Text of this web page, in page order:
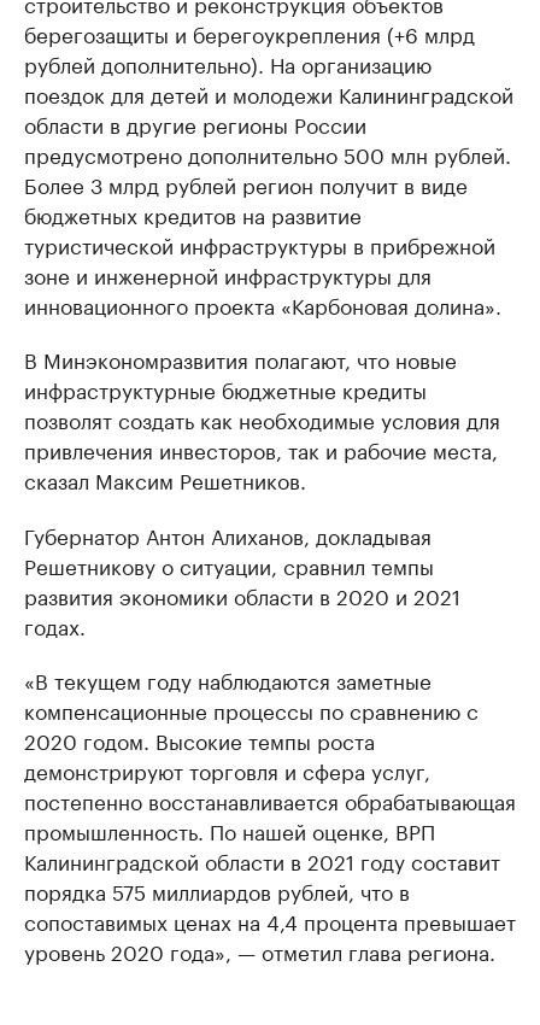
берегозащиты и берегоукрепления (+6 млрд
рублей дополнительно). На организацию
поездок для детей и молодежи Калининградской
области в другие регионы России
предусмотрено дополнительно 500 млн рублей.
Более 3 млрд рублей регион получит в виде
бюджетных кредитов на развитие
туристической инфраструктуры в прибрежной
зоне и инженерной инфраструктуры для
инновационного проекта «Карбоновая долина».
В Минэкономразвития полагают, что новые
инфраструктурные бюджетные кредиты
позволят создать как необходимые условия для
привлечения инвесторов, так и рабочие места,
сказал Максим Решетников.
Губернатор Антон Алиханов, докладывая
Решетникову о ситуации, сравнил темпы
развития экономики области в 2020 и 2021
годах.
«В текущем году наблюдаются заметные
компенсационные процессы по сравнению с
2020 годом. Высокие темпы роста
демонстрируют торговля и сфера услуг,
постепенно восстанавливается обрабатывающая
промышленность. По нашей оценке, ВРП
Калининградской области в 2021 году составит
порядка 575 миллиардов рублей, что в
сопоставимых ценах на 4,4 процента превышает
уровень 2020 года», — отметил глава региона.